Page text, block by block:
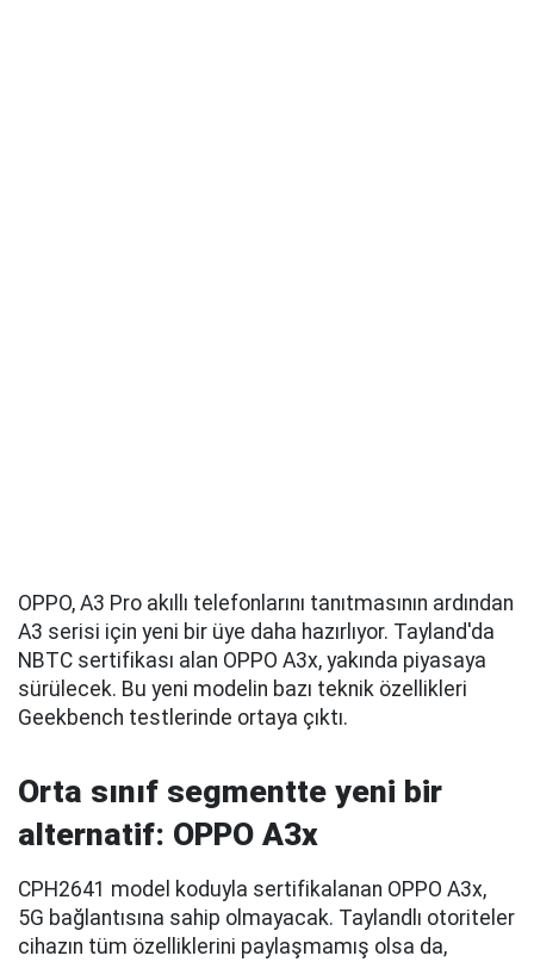
OPPO, A3 Pro akıllı telefonlarını tanıtmasının ardından
A3 serisi için yeni bir üye daha hazırlıyor. Tayland'da
NBTC sertifikası alan OPPO A3x, yakında piyasaya
sürülecek. Bu yeni modelin bazı teknik özellikleri
Geekbench testlerinde ortaya çıktı.
Orta sınıf segmentte yeni bir
alternatif: OPPO A3x
CPH2641 model koduyla sertifikalanan OPPO A3x,
5G bağlantısına sahip olmayacak. Taylandlı otoriteler
cihazın tüm özelliklerini paylaşmamış olsa da,